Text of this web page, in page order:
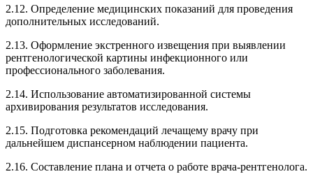
2.12. Определение медицинских показаний для проведения
дополнительных исследований.
2.13. Оформление экстренного извещения при выявлении
рентгенологической картины инфекционного или
профессионального заболевания.
2.14. Использование автоматизированной системы
архивирования результатов исследования.
2.15. Подготовка рекомендаций лечащему врачу при
дальнейшем диспансерном наблюдении пациента.
2.16. Составление плана и отчета о работе врача-рентгенолога.